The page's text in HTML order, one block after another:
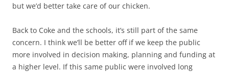
but we’d better take care of our chicken.
Back to Coke and the schools, it’s still part of the same
concern. I think we’ll be better off if we keep the public
more involved in decision making, planning and funding at
a higher level. If this same public were involved long